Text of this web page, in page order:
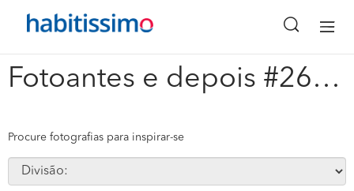
Fotoantes e depois #262460
x
Procure fotografias para inspirar-se